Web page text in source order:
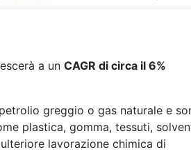
a un CAGR di circa il 6%
greggio o gas naturale e
plastica, gomma, tessuti,
lavorazione chimica di